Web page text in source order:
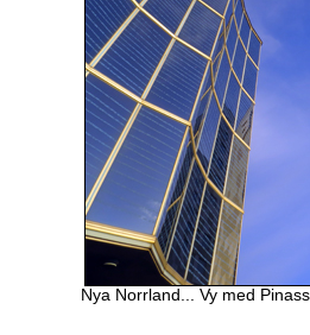
Nya Norrland... Vy med